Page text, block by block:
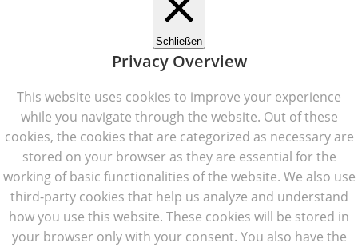
Schließen
Privacy Overview
This website uses cookies to improve your experience
while you navigate through the website. Out of these
cookies, the cookies that are categorized as necessary are
stored on your browser as they are essential for the
working of basic functionalities of the website. We also use
third-party cookies that help us analyze and understand
how you use this website. These cookies will be stored in
your browser only with your consent. You also have the